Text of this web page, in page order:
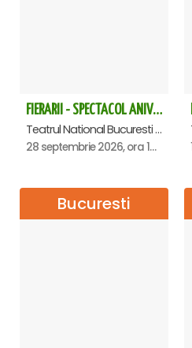
FIERARII - SPECTACOL ANIVERSAR GEORGE MIHĂIȚĂ
Teatrul National Bucuresti - Sala Ion Caramitru, Bucuresti
28 septembrie 2026, ora 19:00
Bucuresti